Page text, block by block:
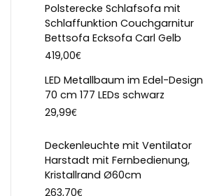
Polsterecke Schlafsofa mit
Schlaffunktion Couchgarnitur
Bettsofa Ecksofa Carl Gelb
419,00€
LED Metallbaum im Edel-Design
70 cm 177 LEDs schwarz
29,99€
Deckenleuchte mit Ventilator
Harstadt mit Fernbedienung,
Kristallrand Ø60cm
263,70€